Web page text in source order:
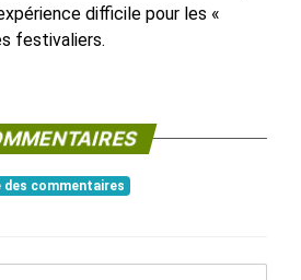
difficile pour les «
festivaliers.
commentaires